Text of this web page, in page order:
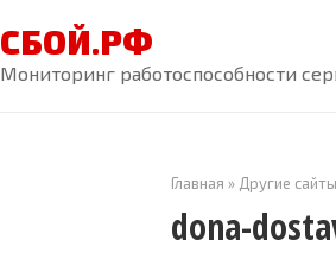
СБОЙ.РФ
Мониторинг работоспособности
Главная » Другие сайты
dona-